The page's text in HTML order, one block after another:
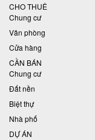
CHO THUÊ
Chung cư
Văn phòng
Cửa hàng
CẦN BÁN
Chung cư
Đất nền
Biệt thự
Nhà phố
DỰ ÁN